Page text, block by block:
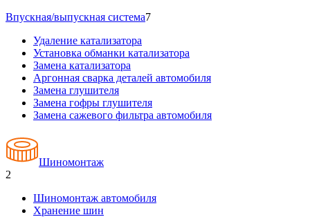
Впускная/выпускная система7
Удаление катализатора
Установка обманки катализатора
Замена катализатора
Аргонная сварка деталей автомобиля
Замена глушителя
Замена гофры глушителя
Замена сажевого фильтра автомобиля
Шиномонтаж
2
Шиномонтаж автомобиля
Хранение шин